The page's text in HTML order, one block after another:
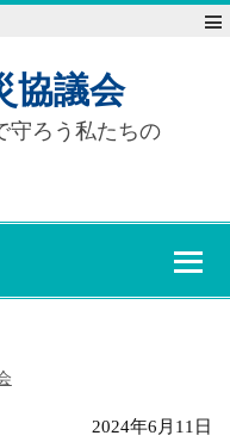
協議会
守ろう私たちの
2024年6月11日